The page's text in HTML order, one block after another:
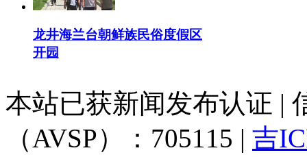
龙井海兰台朝鲜族民俗度假区
开园
本站已获新闻发布认证 |
（AVSP）：705115 | 吉